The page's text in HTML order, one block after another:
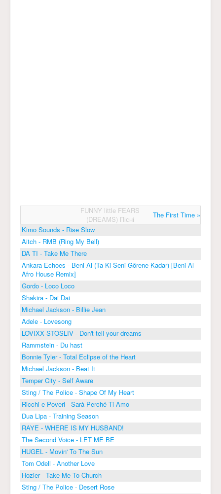
FUNNY little FEARS
(DREAMS) Пісні
The First Time »
Kimo Sounds - Rise Slow
Aitch - RMB (Ring My Bell)
DA TI - Take Me There
Ankara Echoes - Beni Al (Ta Ki Seni Görene Kadar) [Beni Al
Afro House Remix]
Gordo - Loco Loco
Shakira - Dai Dai
Michael Jackson - Billie Jean
Adele - Lovesong
LOVIXX STOSLIV - Don't tell your dreams
Rammstein - Du hast
Bonnie Tyler - Total Eclipse of the Heart
Michael Jackson - Beat It
Temper City - Self Aware
Sting / The Police - Shape Of My Heart
Ricchi e Poveri - Sarà Perché Ti Amo
Dua Lipa - Training Season
RAYE - WHERE IS MY HUSBAND!
The Second Voice - LET ME BE
HUGEL - Movin' To The Sun
Tom Odell - Another Love
Hozier - Take Me To Church
Sting / The Police - Desert Rose